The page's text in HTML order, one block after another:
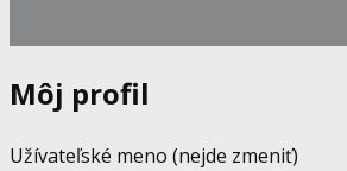
Môj profil
Užívateľské meno (nejde zmeniť)